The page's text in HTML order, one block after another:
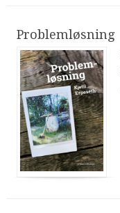
Problemløsning